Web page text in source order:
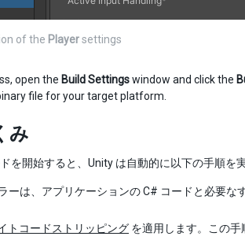
of the Playersettings
open the Build Settingswindow and click the
file for your target platform.
み
を開始すると、Unity は自動的に以下の手順を
ーは、アプリケーションの C# コードと必要
トコードストリッピング を適用します。この